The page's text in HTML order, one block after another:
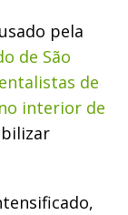
pela
de São
de
interior de